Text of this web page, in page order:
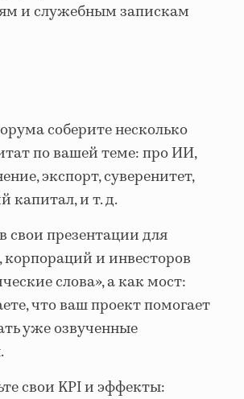
и служебным запискам
соберите несколько
по вашей теме: про ИИ,
экспорт, суверенитет,
капитал, и т. д.
свои презентации для
и инвесторов
слова», а как мост:
что ваш проект помогает
уже озвученные
свои KPI и эффекты: